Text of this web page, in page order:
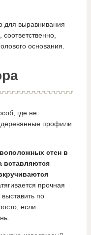
для выравнивания
основания.
где не
деревянные профили
стен в
вставляются
прочная
по
если